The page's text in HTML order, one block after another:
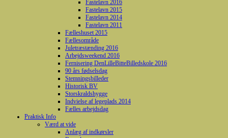
Fastelavn 2016
Fastelavn 2015
Fastelavn 2014
Fastelavn 2011
Fælleshuset 2015
Fællesområde
Juletræstænding 2016
Arbejdsweekend 2016
Fernisering DenLilleBitteBilledskole 2016
90 års fødselsdag
Stemningsbilleder
Historisk BV
Storskraldshygge
Indvielse af legeplads 2014
Fælles arbejdsdag
Praktisk Info
Værd at vide
Anlæg af indkørsler